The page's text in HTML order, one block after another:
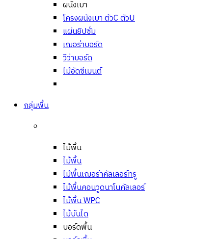
ผนังเบา
โครงผนังเบา ตัวC ตัวU
แผ่นยิปซั่ม
เฌอร่าบอร์ด
วีว่าบอร์ด
ไม้อัดซีเมนต์
กลุ่มพื้น
ไม้พื้น
ไม้พื้น
ไม้พื้นเฌอร่าคัลเลอร์ทรู
ไม้พื้นคอนวูดนาโนคัลเลอร์
ไม้พื้น WPC
ไม้บันได
บอร์ดพื้น